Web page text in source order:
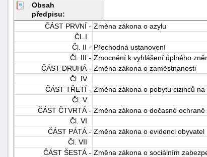
Obsah
předpisu:
ČÁST PRVNÍ - Změna zákona o azylu
Čl. I
Čl. II - Přechodná ustanovení
Čl. III - Zmocnění k vyhlášení úplného
ČÁST DRUHÁ - Změna zákona o zaměstnanosti
Čl. IV
ČÁST TŘETÍ - Změna zákona o pobytu cizinců
Čl. V
ČÁST ČTVRTÁ - Změna zákona o dočasné ochraně
Čl. VI
ČÁST PÁTÁ - Změna zákona o evidenci obyvatel
Čl. VII
ČÁST ŠESTÁ - Změna zákona o sociálním